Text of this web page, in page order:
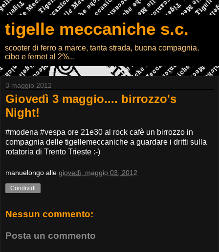
tigelle meccaniche s.c.
scooter di ferro a marce, tanta strada, buona compagnia,
cibo e fernet al 2%...
3 maggio 2012
Giovedì 3 maggio.... birrozzo's
Night!
#modena #vespa ore 21e30 al rock cafè un birrozzo in
compagnia delle tigellemeccaniche a guardare i dritti sulla
rotatoria di Trento Trieste :-)
manuelongo alle giovedì, maggio 03, 2012
Condividi
Nessun commento:
Posta un commento